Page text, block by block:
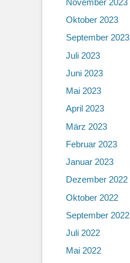
Oktober 2023
September 2023
Juli 2023
Juni 2023
Mai 2023
April 2023
März 2023
Februar 2023
Januar 2023
Dezember 2022
Oktober 2022
September 2022
Juli 2022
Mai 2022